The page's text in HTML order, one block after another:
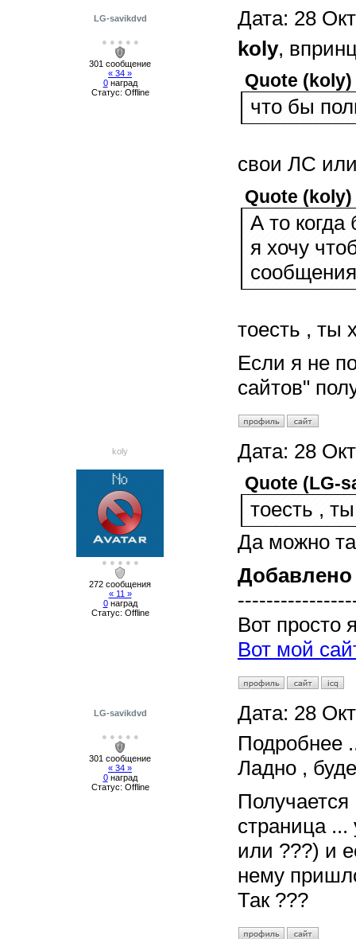
LG-savikdvd Дата: 28
● ● ● ● ●
301 сообщение
« 34 »
0наград
Статус: Offline
koly,
Quote (koly)
что бы
свои ЛС
Quote (koly)
А то
я хочу
тоесть , ты
Если я не
сайтов"
koly Дата: 28
● ● ● ● ●
272 сообщения
« 11 »
0наград
Статус: Offline
Quote (LG-
тоесть ,
Да можно
Добавлено
Вот просто
Вот мой
LG-savikdvd Дата: 28
● ● ● ● ●
301 сообщение
« 34 »
0наград
Статус: Offline
Подробнее
Ладно ,
Получается
страница ...
или ???) и
нему
Так ???